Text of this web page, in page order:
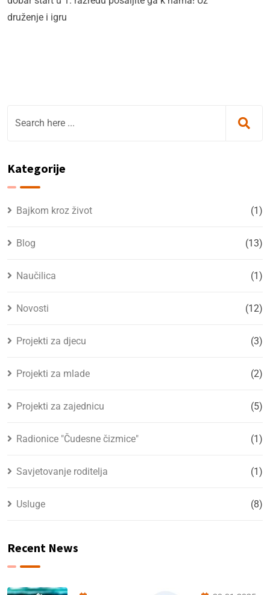
druženje i igru
Kategorije
Bajkom kroz život (1)
Blog (13)
Naučilica (1)
Novosti (12)
Projekti za djecu (3)
Projekti za mlade (2)
Projekti za zajednicu (5)
Radionice "Čudesne čizmice" (1)
Savjetovanje roditelja (1)
Usluge (8)
Recent News